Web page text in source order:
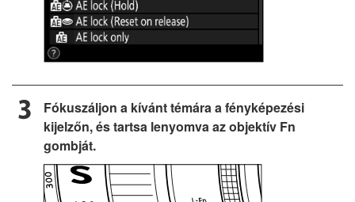
Fókuszáljon a kívánt témára a fényképezési
kijelzőn, és tartsa lenyomva az objektív Fn
gombját.